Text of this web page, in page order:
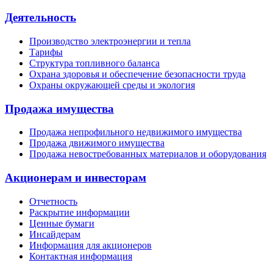
Деятельность
Производство электроэнергии и тепла
Тарифы
Структура топливного баланса
Охрана здоровья и обеспечение безопасности труда
Охраны окружающей среды и экология
Продажа имущества
Продажа непрофильного недвижимого имущества
Продажа движимого имущества
Продажа невостребованных материалов и оборудования
Акционерам и инвесторам
Отчетность
Раскрытие информации
Ценные бумаги
Инсайдерам
Информация для акционеров
Контактная информация